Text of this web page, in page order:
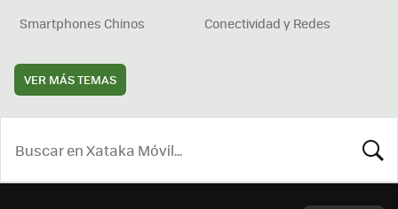
Smartphones Chinos
Conectividad y Redes
VER MÁS TEMAS